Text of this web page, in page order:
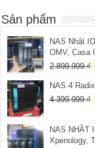
Sản phẩm
NAS Nhật
OMV, Casa
2.899.999₫
NAS 4
4.399.999₫
NAS NHẬT
Xpenology,